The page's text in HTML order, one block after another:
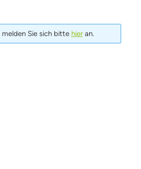
Sie sich bitte hieran.